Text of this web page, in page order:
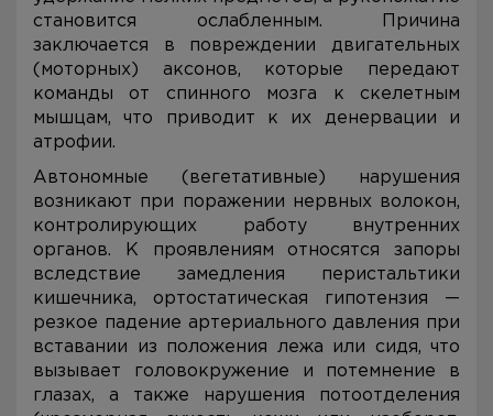
становится ослабленным. Причина
заключается в повреждении двигательных
(моторных) аксонов, которые передают
команды от спинного мозга к скелетным
мышцам, что приводит к их денервации и
атрофии.
Автономные (вегетативные) нарушения
возникают при поражении нервных волокон,
контролирующих работу внутренних
органов. К проявлениям относятся запоры
вследствие замедления перистальтики
кишечника, ортостатическая гипотензия —
резкое падение артериального давления при
вставании из положения лежа или сидя, что
вызывает головокружение и потемнение в
глазах, а также нарушения потоотделения